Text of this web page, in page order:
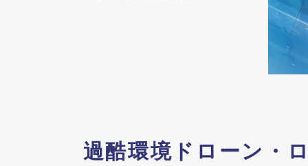
過酷環境ドローン・